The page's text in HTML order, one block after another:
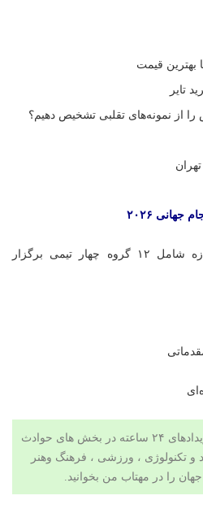
از نمونه‌های تقلبی تشخیص دهیم؟
۲۰۲۶
جام جهانی ۲۰۲۶ با فرمت تازه شامل ۱۲ گروه چهار تیمی برگزار
جدیدترین اخبار و مهم ترین رویدادهای ۲۴ ساعته در بخش های حوادث
و تکنولوژی ، ورزشی ، فرهنگ وهنر
را در مهتاب من بخوانید.